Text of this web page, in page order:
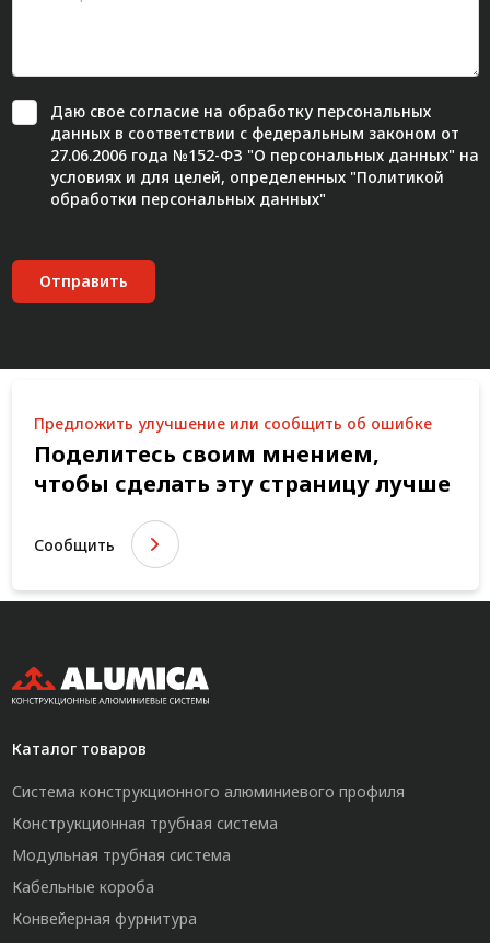
Даю свое согласиена обработку персональных
данных в соответствии с федеральным законом от
27.06.2006 года №152-ФЗ "О персональных данных" на
условиях и для целей, определенных "Политикой
обработки персональных данных"
Отправить
Предложить улучшение или сообщить об ошибке
Поделитесь своим мнением,
чтобы сделать эту страницу лучше
Сообщить
Каталог товаров
Система конструкционного алюминиевого профиля
Конструкционная трубная система
Модульная трубная система
Кабельные короба
Конвейерная фурнитура